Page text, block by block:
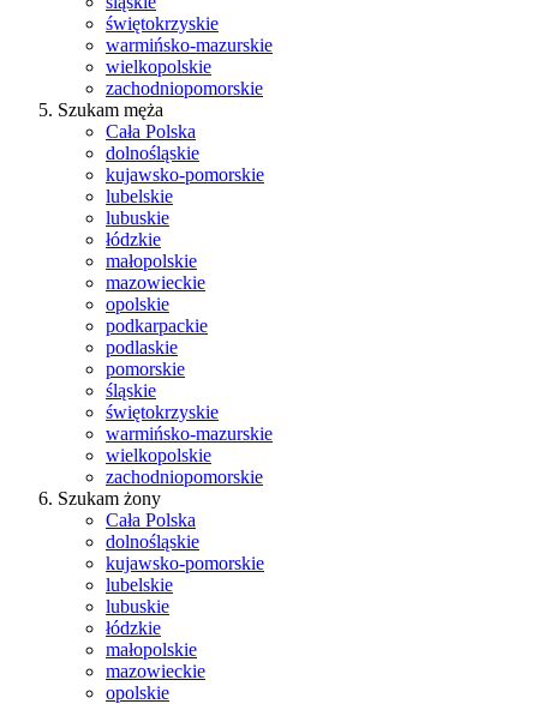
świętokrzyskie
warmińsko-mazurskie
wielkopolskie
zachodniopomorskie
Szukam męża
Cała Polska
dolnośląskie
kujawsko-pomorskie
lubelskie
lubuskie
łódzkie
małopolskie
mazowieckie
opolskie
podkarpackie
podlaskie
pomorskie
śląskie
świętokrzyskie
warmińsko-mazurskie
wielkopolskie
zachodniopomorskie
Szukam żony
Cała Polska
dolnośląskie
kujawsko-pomorskie
lubelskie
lubuskie
łódzkie
małopolskie
mazowieckie
opolskie